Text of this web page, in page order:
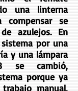
una linterna
compensar se
azulejos. En
por una
y una lámpara
se cambió,
porque ya
manual,